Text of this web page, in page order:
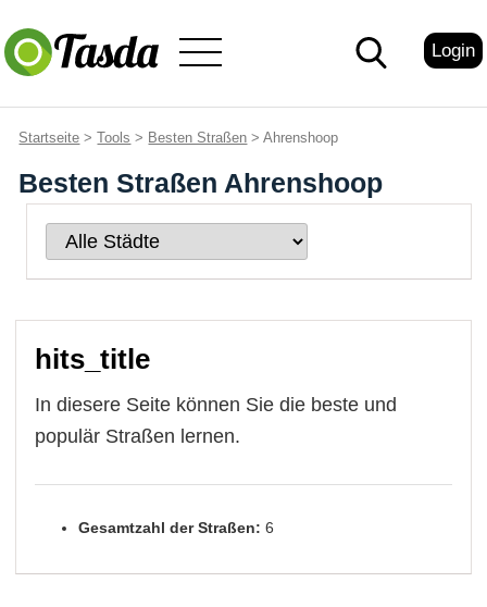
Login
Startseite >Tools > Besten Straßen > Ahrenshoop
Besten Straßen Ahrenshoop
hits_title
In diesere Seite können Sie die beste und
populär Straßen lernen.
Gesamtzahl der Straßen: 6